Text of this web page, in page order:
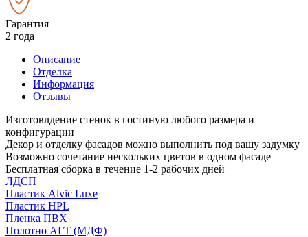
Гарантия
2 года
Описание
Отделка
Информация
Отзывы
Изготовлдение стенок в гостиную любого размера и
конфигурации
Декор и отделку фасадов можно выполнить под вашу задумку
Возможно сочетание нескольких цветов в одном фасаде
Бесплатная сборка в течение 1-2 рабочих дней
ЛДСП
Пластик Alvic Luxe
Пластик HPL
Пленка ПВХ
Полотно АГТ (МДФ)